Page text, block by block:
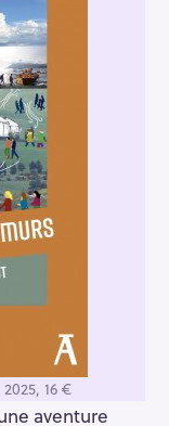
16 €
aventure